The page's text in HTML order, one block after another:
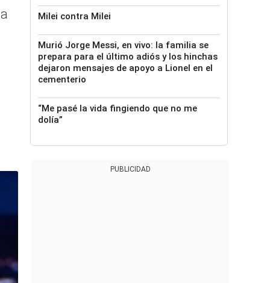
Milei contra Milei
Murió Jorge Messi, en vivo: la familia se
prepara para el último adiós y los hinchas
dejaron mensajes de apoyo a Lionel en el
cementerio
“Me pasé la vida fingiendo que no me
dolía”
PUBLICIDAD